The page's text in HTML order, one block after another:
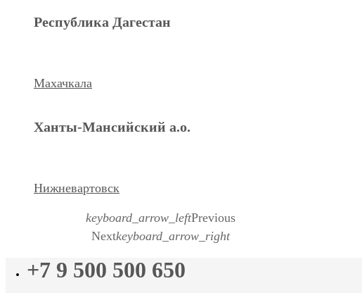
Республика Дагестан
Махачкала
Ханты-Мансийский а.о.
Нижневартовск
keyboard_arrow_leftPrevious
Nextkeyboard_arrow_right
+7 9 500 500 650